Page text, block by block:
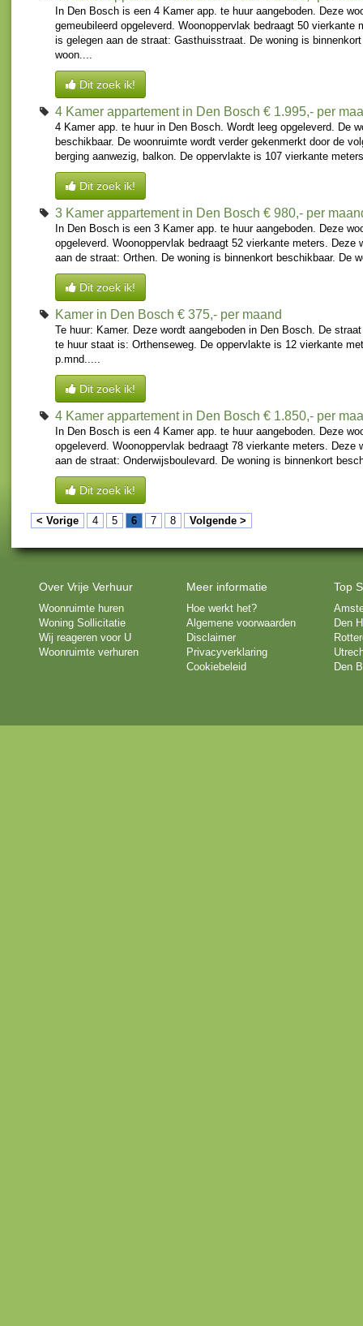
In Den Bosch is een 4 Kamer app. te huur aangeboden. Deze
gemeubileerd opgeleverd. Woonoppervlak bedraagt 50 vierkante
is gelegen aan de straat: Gasthuisstraat. De woning is
woon....
Dit zoek ik!
4 Kamer appartement in Den Bosch € 1.995,- per
4 Kamer app. te huur in Den Bosch. Wordt leeg opgeleverd. De
beschikbaar. De woonruimte wordt verder gekenmerkt door de
berging aanwezig, balkon. De oppervlakte is 107 vierkante
Dit zoek ik!
3 Kamer appartement in Den Bosch € 980,- per
In Den Bosch is een 3 Kamer app. te huur aangeboden. Deze
opgeleverd. Woonoppervlak bedraagt 52 vierkante meters. Deze
aan de straat: Orthen. De woning is binnenkort beschikbaar. De
Dit zoek ik!
Kamer in Den Bosch € 375,- per maand
Te huur: Kamer. Deze wordt aangeboden in Den Bosch. De
te huur staat is: Orthenseweg. De oppervlakte is 12 vierkante
p.mnd.....
Dit zoek ik!
4 Kamer appartement in Den Bosch € 1.850,- per
In Den Bosch is een 4 Kamer app. te huur aangeboden. Deze
opgeleverd. Woonoppervlak bedraagt 78 vierkante meters. Deze
aan de straat: Onderwijsboulevard. De woning is binnenkort
Dit zoek ik!
< Vorige 4 5 6 7 8 Volgende >
Over Vrije Verhuur
Woonruimte huren
Woning Sollicitatie
Wij reageren voor U
Woonruimte verhuren
Meer informatie
Hoe werkt het?
Algemene voorwaarden
Disclaimer
Privacyverklaring
Cookiebeleid
Top
Den
Den